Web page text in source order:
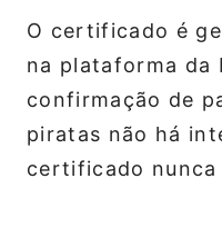
O certificado é
na plataforma da
confirmação de
piratas não há
certificado nunca